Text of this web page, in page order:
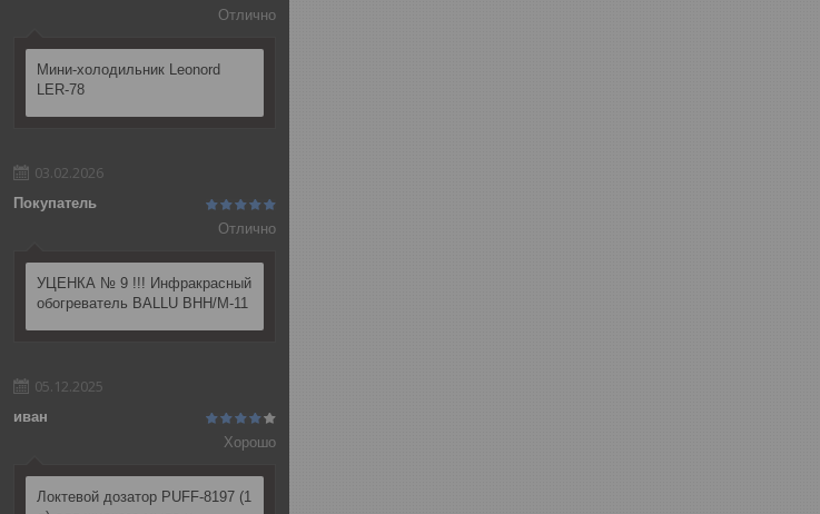
Отлично
Мини-холодильник Leonord
LER-78
03.02.2026
Покупатель
Отлично
УЦЕНКА № 9 !!! Инфракрасный
обогреватель BALLU BHH/M-11
05.12.2025
иван
Хорошо
Локтевой дозатор PUFF-8197 (1